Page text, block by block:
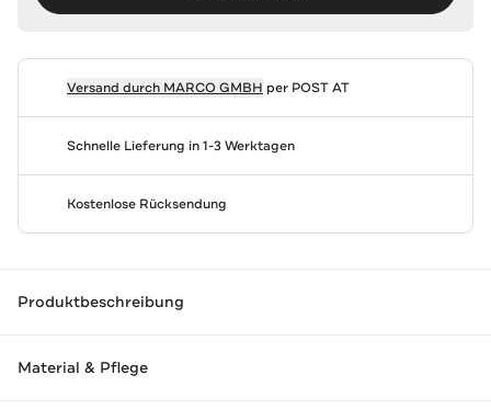
Versand durch MARCO GMBH per POST AT
Schnelle Lieferung in 1-3 Werktagen
Kostenlose Rücksendung
Produktbeschreibung
Material & Pflege